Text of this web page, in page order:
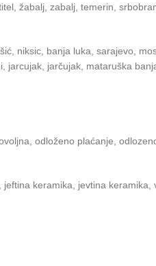
žabalj, zabalj, temerin,
niksic, banja luka, sarajevo,
jarčujak, mataruška
odloženo plaćanje,
keramika, jevtina keramika,